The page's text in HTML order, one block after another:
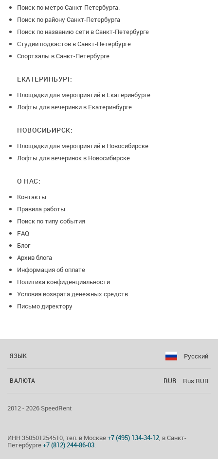
Поиск по метро Санкт-Петербурга.
Поиск по району Санкт-Петербурга
Поиск по названию сети в Санкт-Петербурге
Студии подкастов в Санкт-Петербурге
Спортзалы в Санкт-Петербурге
ЕКАТЕРИНБУРГ:
Площадки для мероприятий в Екатеринбурге
Лофты для вечеринки в Екатеринбурге
НОВОСИБИРСК:
Площадки для мероприятий в Новосибирске
Лофты для вечеринок в Новосибирске
О НАС:
Контакты
Правила работы
Поиск по типу события
FAQ
Блог
Архив блога
Информация об оплате
Политика конфиденциальности
Условия возврата денежных средств
Письмо директору
ЯЗЫК Русский
ВАЛЮТА RUB Rus RUB
2012 - 2026 SpeedRent
ИНН 350501254510, тел. в Москве+7 (495) 134-34-12, в Санкт-
Петербурге+7 (812) 244-86-03.